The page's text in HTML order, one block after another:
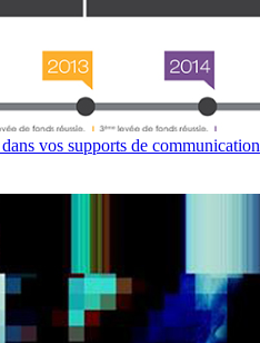
vos supports de communication